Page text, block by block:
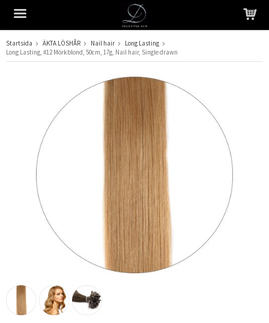
Produkten har blivit tillagd i varukorgen
Startsida ÄKTA LÖSHÅR Nail hair
Long Lasting
Long Lasting, #12 Mörkblond, 50cm, 17g, Nail hair, Single drawn